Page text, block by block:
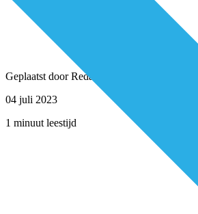
Geplaatst doorRedactie
04 juli 2023
1 minuut leestijd